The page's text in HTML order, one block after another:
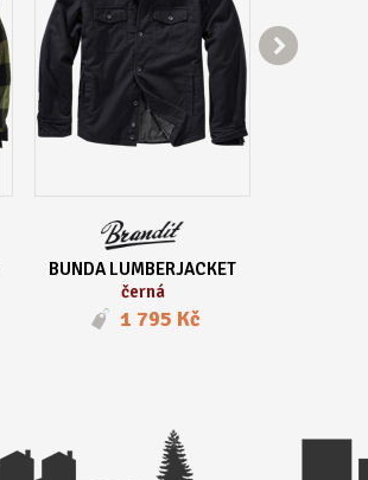

BUNDA LUMBERJACKET
černá
1 795 Kč